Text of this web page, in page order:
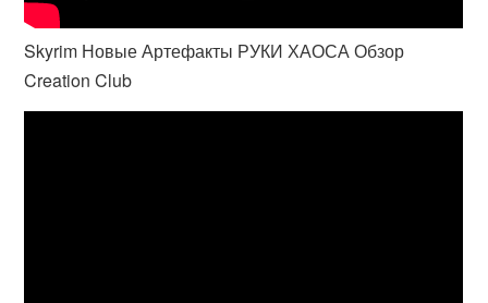
Skyrim Новые Артефакты РУКИ ХАОСА Обзор
Creation Club